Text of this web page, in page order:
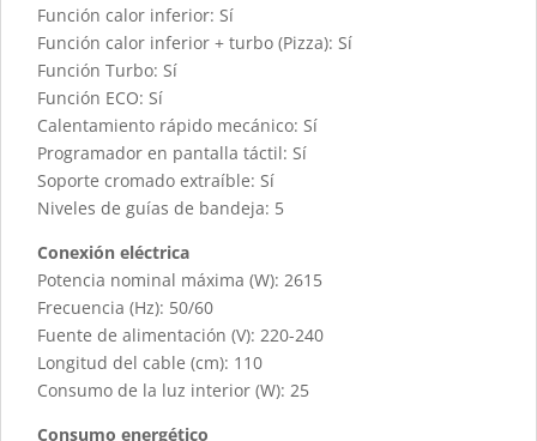
Función calor inferior: Sí
Función calor inferior + turbo (Pizza): Sí
Función Turbo: Sí
Función ECO: Sí
Calentamiento rápido mecánico: Sí
Programador en pantalla táctil: Sí
Soporte cromado extraíble: Sí
Niveles de guías de bandeja: 5
Conexión eléctrica
Potencia nominal máxima (W): 2615
Frecuencia (Hz): 50/60
Fuente de alimentación (V): 220-240
Longitud del cable (cm): 110
Consumo de la luz interior (W): 25
Consumo energético